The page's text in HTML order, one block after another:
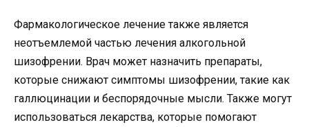
Фармакологическое лечение также является
неотъемлемой частью лечения алкогольной
шизофрении. Врач может назначить препараты,
которые снижают симптомы шизофрении, такие как
галлюцинации и беспорядочные мысли. Также могут
использоваться лекарства, которые помогают